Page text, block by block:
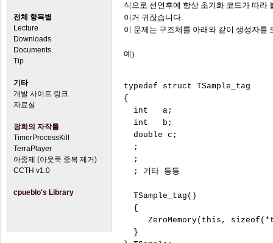
전체 항목별
Lecture
Downloads
Documents
Tip
기타
개발 사이트 링크
자료실
광희의 자작툴
TimerProcessKill
TerraPlayer
아중제 (아웃룩 중복 제거)
CCTH v1.0
cpueblo's Library
식으로 선언후에 항상 초기화 코드가 따라
이거 귀잖습니다.
이 문제는 구조체를 아래와 같이 생성자를
예)
typedef struct TSample_tag
{
  int   a;
  int   b;
  double c;
  ;
  ;
  ; 기타 등등
  TSample_tag()
  {
ZeroMemory(this,
  }